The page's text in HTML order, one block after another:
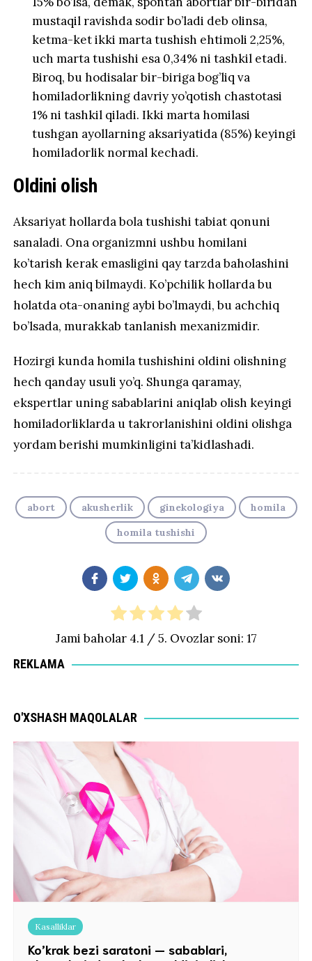
mustaqil ravishda sodir bo’ladi deb olinsa,
ketma-ket ikki marta tushish ehtimoli 2,25%,
uch marta tushishi esa 0,34% ni tashkil etadi.
Biroq, bu hodisalar bir-biriga bog’liq va
homiladorlikning davriy yo’qotish chastotasi
1% ni tashkil qiladi. Ikki marta homilasi
tushgan ayollarning aksariyatida (85%) keyingi
homiladorlik normal kechadi.
Oldini olish
Aksariyat hollarda bola tushishi tabiat qonuni
sanaladi. Ona organizmni ushbu homilani
ko’tarish kerak emasligini qay tarzda baholashini
hech kim aniq bilmaydi. Ko’pchilik hollarda bu
holatda ota-onaning aybi bo’lmaydi, bu achchiq
bo’lsada, murakkab tanlanish mexanizmidir.
Hozirgi kunda homila tushishini oldini olishning
hech qanday usuli yo’q. Shunga qaramay,
ekspertlar uning sabablarini aniqlab olish keyingi
homiladorliklarda u takrorlanishini oldini olishga
yordam berishi mumkinligini ta’kidlashadi.
abort akusherlik ginekologiya
homila
homila tushishi
Jami baholar 4.1/ 5. Ovozlar soni: 17
REKLAMA
O'XSHASH MAQOLALAR
Kasalliklar
Ko’krak bezi saratoni — sabablari,